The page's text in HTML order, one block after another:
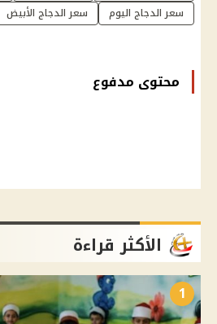
سعر الدجاج اليوم
سعر الدجاج الأبيض
محتوى مدفوع
الأكثر قراءة
1